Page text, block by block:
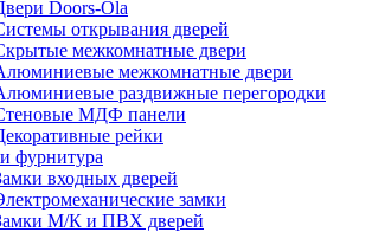
Doors-Ola
открывания дверей
межкомнатные двери
межкомнатные двери
раздвижные перегородки
МДФ панели
рейки
фурнитура
входных дверей
замки
М/К и ПВХ дверей